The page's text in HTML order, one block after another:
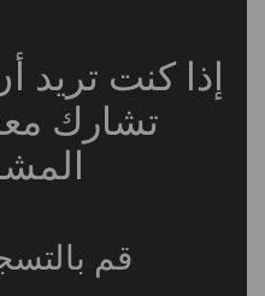
إذا كنت تريد
تشارك
قم